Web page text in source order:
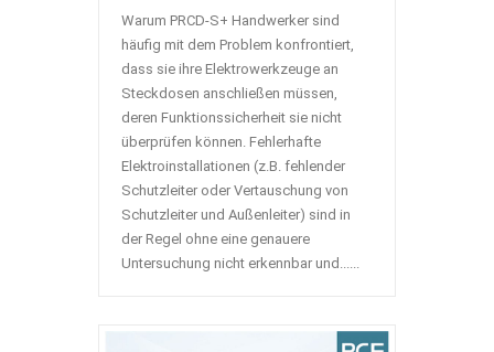
Warum PRCD-S+ Handwerker sind
häufig mit dem Problem konfrontiert,
dass sie ihre Elektrowerkzeuge an
Steckdosen anschließen müssen,
deren Funktionssicherheit sie nicht
überprüfen können. Fehlerhafte
Elektroinstallationen (z.B. fehlender
Schutzleiter oder Vertauschung von
Schutzleiter und Außenleiter) sind in
der Regel ohne eine genauere
Untersuchung nicht erkennbar und......